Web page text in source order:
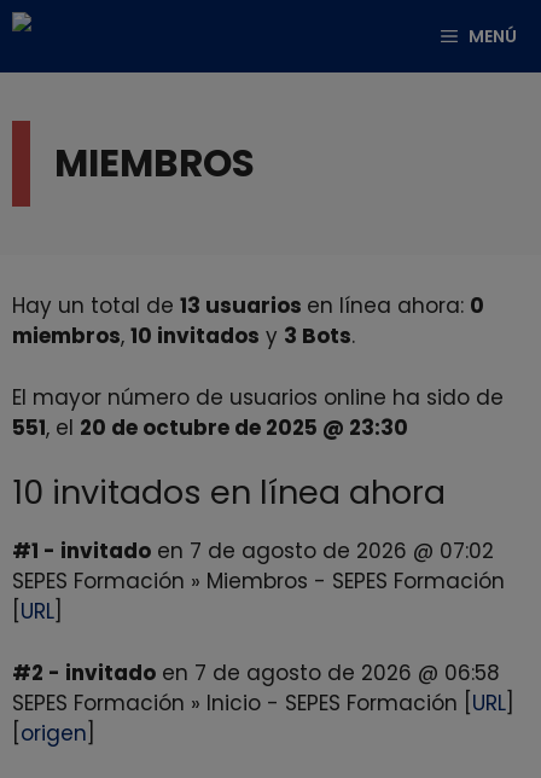
MENÚ
MIEMBROS
Hay un total de 13 usuarios en línea ahora: 0
miembros, 10 invitados y 3 Bots.
El mayor número de usuarios online ha sido de
551, el 20 de octubre de 2025 @ 23:30
10 invitados en línea ahora
#1 - invitado en 7 de agosto de 2026 @ 07:02
SEPES Formación » Miembros - SEPES Formación
URL
#2 - invitado en 7 de agosto de 2026 @ 06:58
SEPES Formación » Inicio - SEPES Formación [ URL
origen